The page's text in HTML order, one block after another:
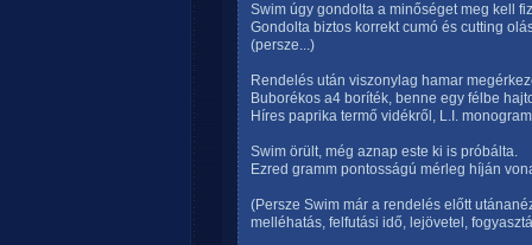
Swim úgy gondolta a minőséget meg kell
Gondolta biztos korrekt cumó és cutting
(persze...)
Rendelés után viszonylag hamar
Buborékos a4 boríték, benne egy félbe
Híres paprika termő vidékről, L.I.
Swim örült, még aznap este ki is próbálta.
Ezred gramm pontosságú mérleg híján
(Persze Swim már a rendelés előtt
melléhatás, felfutási idő, lejövetel,